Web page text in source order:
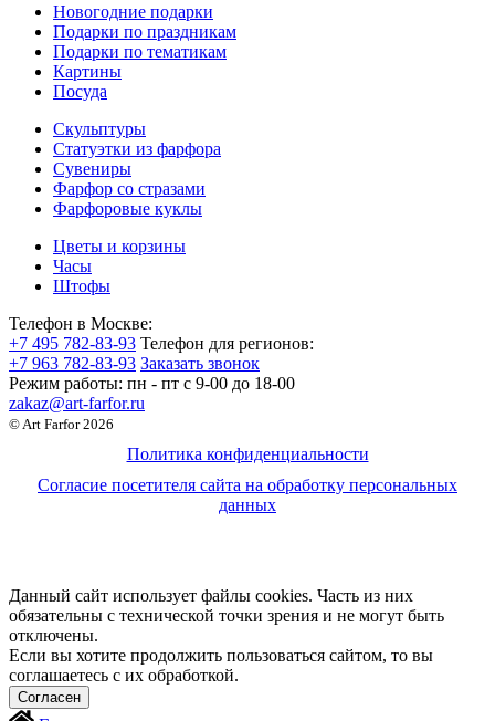
Новогодние подарки
Подарки по праздникам
Подарки по тематикам
Картины
Посуда
Скульптуры
Статуэтки из фарфора
Сувениры
Фарфор со стразами
Фарфоровые куклы
Цветы и корзины
Часы
Штофы
Телефон в Москве:
+7 495 782-83-93 Телефон для регионов:
+7 963 782-83-93 Заказать звонок
Режим работы: пн - пт c 9-00 до 18-00
zakaz@art-farfor.ru
© Art Farfor 2026
Политика конфиденциальности
Согласие посетителя сайта на обработку персональных
данных
Данный сайт использует файлы cookies. Часть из них
обязательны с технической точки зрения и не могут быть
отключены.
Если вы хотите продолжить пользоваться сайтом, то вы
соглашаетесь с их обработкой.